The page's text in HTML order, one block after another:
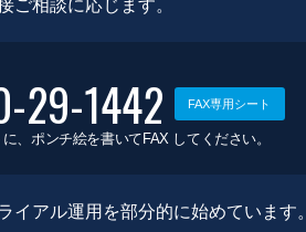
ご相談に応じます。
29-1442 FAX専用シート
、ポンチ絵を書いてFAX してください。
アル運用を部分的に始めています。